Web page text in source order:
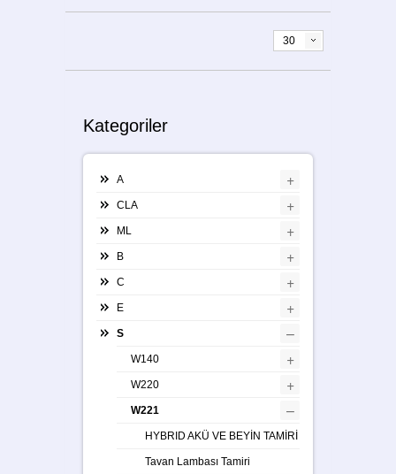
30
Kategoriler
A +
CLA +
ML +
B +
C +
E +
S –
W140 +
W220 +
W221 –
HYBRID AKÜ VE BEYİN TAMİRİ
Tavan Lambası Tamiri